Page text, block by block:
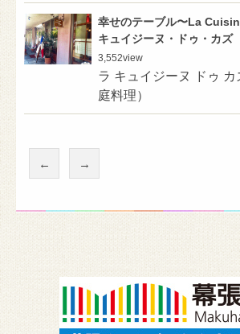
幸せのテーブル〜La
キュイジーヌ・ドゥ・カズ
3,552view
ラ キュイジーヌ ドゥ
庭料理）
← →